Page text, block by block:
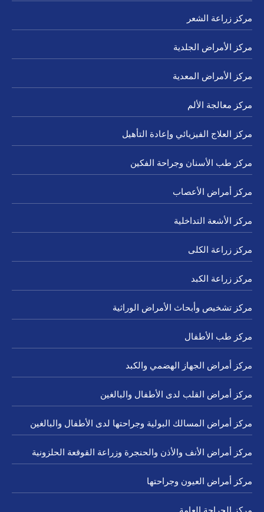
مركز زراعة الشعر
مركز الأمراض الجلدية
مركز الأمراض المعدية
مركز معالجة الألم
مركز العلاج الفيزيائي وإعادة التأهيل
مركز طب الأسنان وجراحة الفكين
مركز أمراض الأعصاب
مركز الأشعة التداخلية
مركز زراعة الكلى
مركز زراعة الكبد
مركز تشخيص وأبحاث الأمراض الوراثية
مركز طب الأطفال
مركز أمراض الجهاز الهضمي والكبد
مركز أمراض القلب لدى الأطفال والبالغين
مركز أمراض المسالك البولية وجراحتها لدى الأطفال والبالغين
مركز أمراض الأنف والأذن والحنجرة وزراعة القوقعة الحلزونية
مركز أمراض العيون وجراحتها
مركز الجراحة العامة